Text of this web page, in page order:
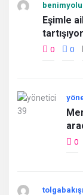
Eşimle
0 0
0
tolgabakışı